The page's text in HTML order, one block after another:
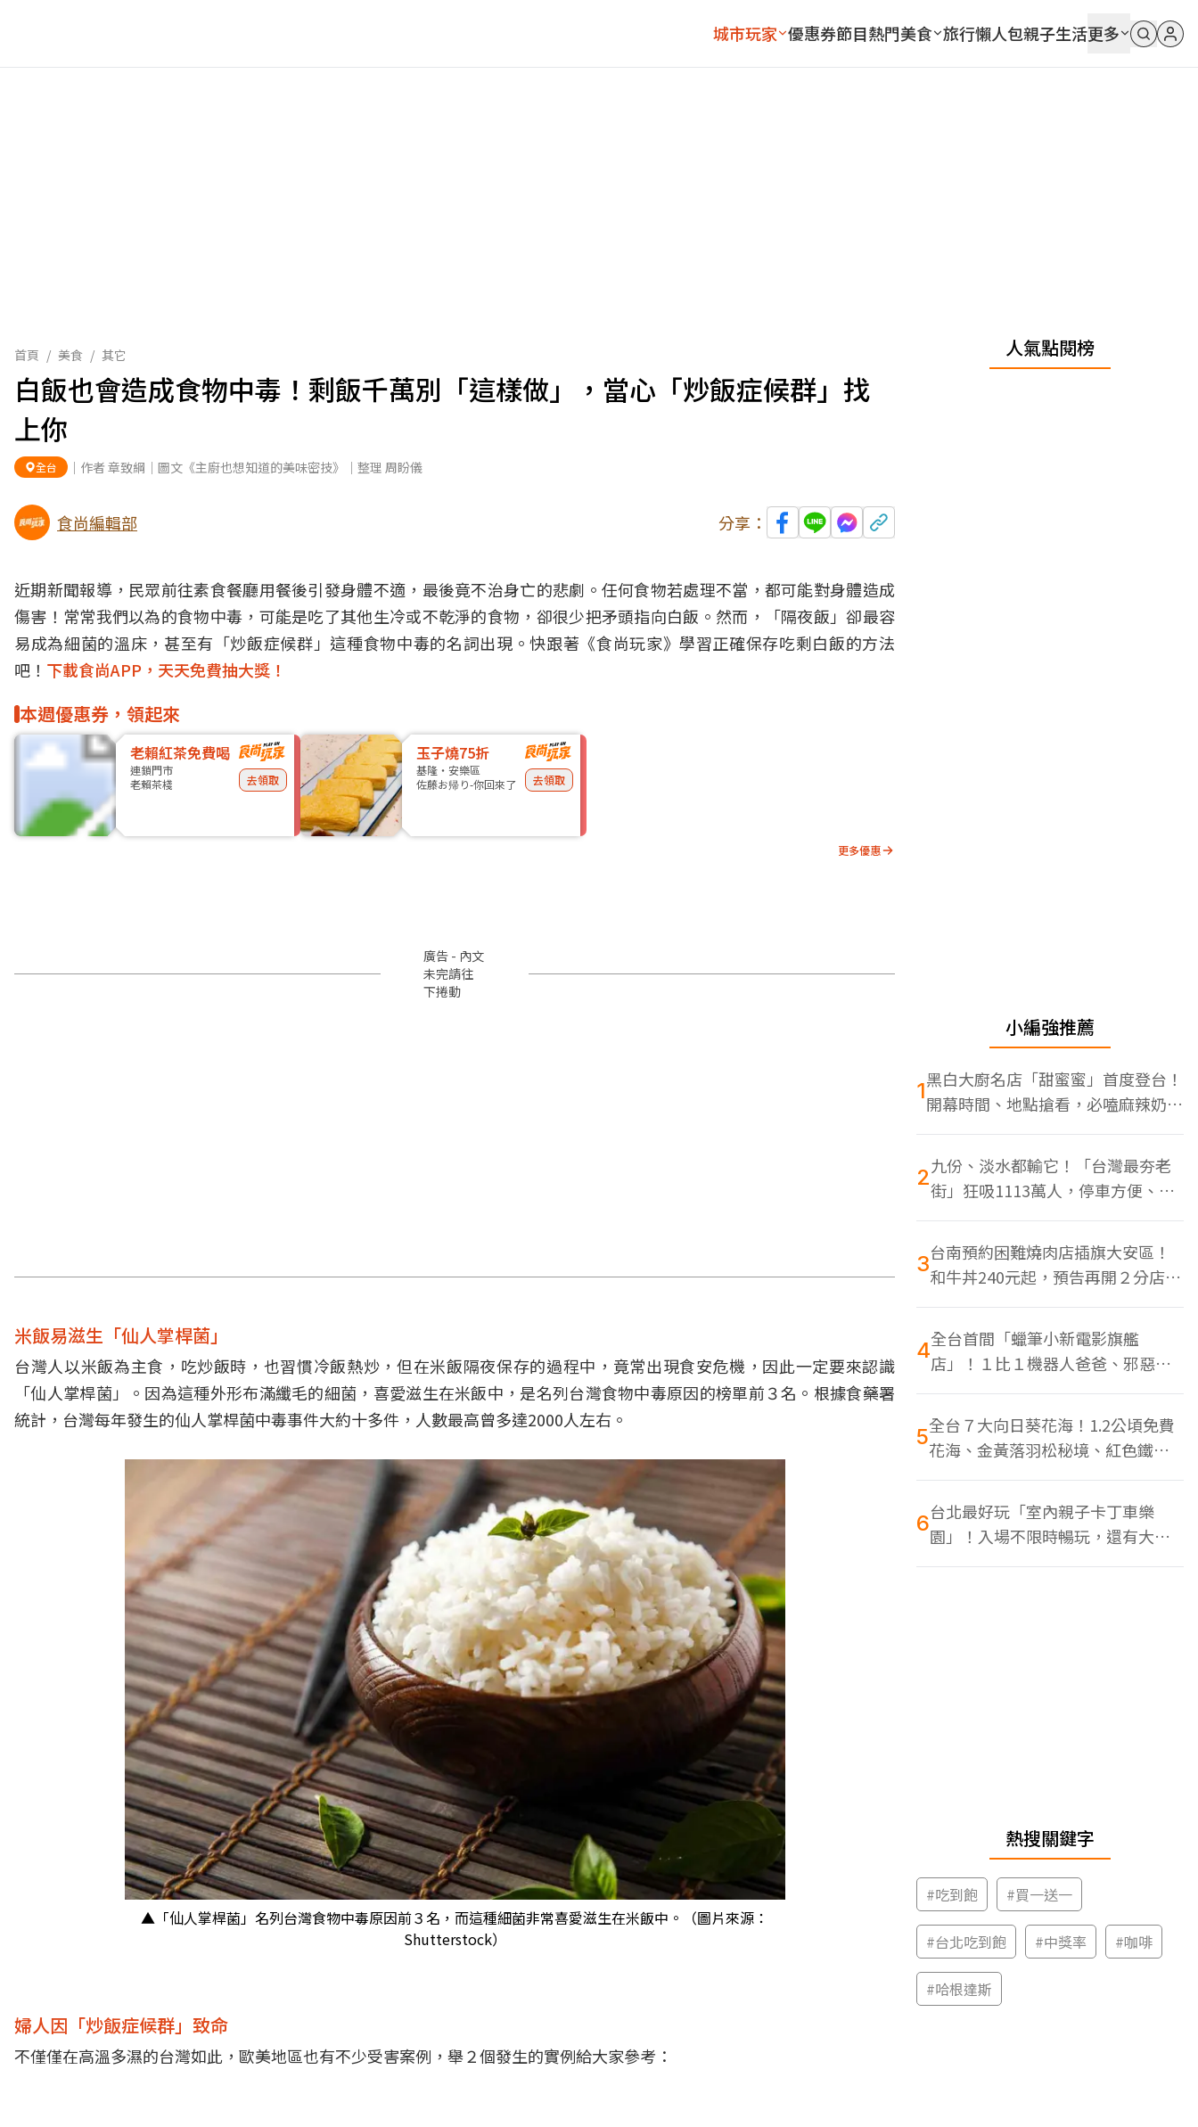
城市玩家 優惠券節目熱門美食 旅行懶人包親子生活更多
首頁 / 美食 / 其它
白飯也會造成食物中毒！剩飯千萬別「這樣做」，當心「炒飯症候群」找
上你
全台 ｜作者 章致綱｜圖文《主廚也想知道的美味密技》｜整理 周盼儀
食尚編輯部 分享：
近期新聞報導，民眾前往素食餐廳用餐後引發身體不適，最後竟不治身亡的悲劇。任何食物若處理不當，都可能對身體造成
傷害！常常我們以為的食物中毒，可能是吃了其他生冷或不乾淨的食物，卻很少把矛頭指向白飯。然而，「隔夜飯」卻最容
易成為細菌的溫床，甚至有「炒飯症候群」這種食物中毒的名詞出現。快跟著《食尚玩家》學習正確保存吃剩白飯的方法
吧！ 下載食尚APP，天天免費抽大獎！
本週優惠券，領起來
老賴紅茶免費喝
連鎖門市
老賴茶棧
去領取
玉子燒75折
基隆・安樂區
佐藤お帰り-你回來了
去領取
更多優惠
廣告 - 內文
未完請往
下捲動
米飯易滋生「仙人掌桿菌」
台灣人以米飯為主食，吃炒飯時，也習慣冷飯熱炒，但在米飯隔夜保存的過程中，竟常出現食安危機，因此一定要來認識
「仙人掌桿菌」。因為這種外形布滿纖毛的細菌，喜愛滋生在米飯中，是名列台灣食物中毒原因的榜單前３名。根據食藥署
統計，台灣每年發生的仙人掌桿菌中毒事件大約十多件，人數最高曾多達2000人左右。
▲「仙人掌桿菌」名列台灣食物中毒原因前３名，而這種細菌非常喜愛滋生在米飯中。（圖片來源：
Shutterstock）
婦人因「炒飯症候群」致命
不僅僅在高溫多濕的台灣如此，歐美地區也有不少受害案例，舉２個發生的實例給大家參考：
人氣點閱榜
小編強推薦
1黑白大廚名店「甜蜜蜜」首度登台！
開幕時間、地點搶看，必嗑麻辣奶油
蝦
2九份、淡水都輸它！「台灣最夯老
街」狂吸1113萬人，停車方便、特
色美食多
3台南預約困難燒肉店插旗大安區！
和牛丼240元起，預告再開２分店、
地點曝光
4全台首間「蠟筆小新電影旗艦
店」！１比１機器人爸爸、邪惡正
男，百款周邊買翻
5全台７大向日葵花海！1.2公頃免費
花海、金黃落羽松秘境、紅色鐵橋
同框
6台北最好玩「室內親子卡丁車樂
園」！入場不限時暢玩，還有大螢
幕Switch遊戲區
熱搜關鍵字
#吃到飽 #買一送一
#台北吃到飽 #中獎率 #咖啡
#哈根達斯